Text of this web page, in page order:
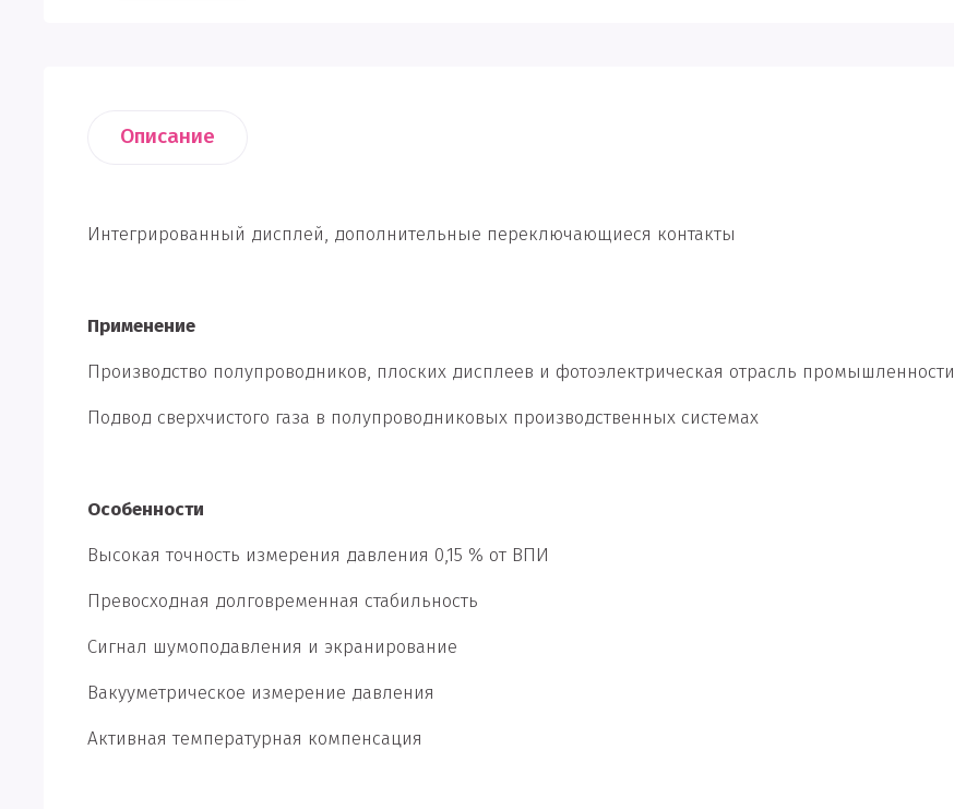
Описание
Интегрированный дисплей, дополнительные переключающиеся контакты
Применение
Производство полупроводников, плоских дисплеев и фотоэлектрическая отрасль промышленности
Подвод сверхчистого газа в полупроводниковых производственных системах
Особенности
Высокая точность измерения давления 0,15 % от ВПИ
Превосходная долговременная стабильность
Сигнал шумоподавления и экранирование
Вакууметрическое измерение давления
Активная температурная компенсация